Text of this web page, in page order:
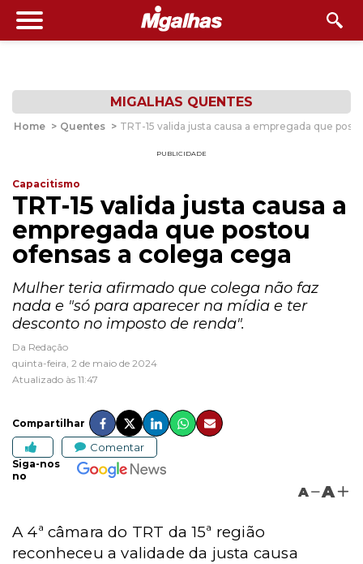
MIGALHAS QUENTES
Home > Quentes > TRT-15 valida justa causa a empregada que
PUBLICIDADE
Capacitismo
TRT-15 valida justa causa a
empregada que postou
ofensas a colega cega
Mulher teria afirmado que colega não faz
nada e "só para aparecer na mídia e ter
desconto no imposto de renda".
Da Redação
quinta-feira, 2 de maio de 2024
Atualizado às 11:47
Compartilhar
Comentar
Siga-nos
no
A A
A 4ª câmara do TRT da 15ª região
reconheceu a validade da justa causa